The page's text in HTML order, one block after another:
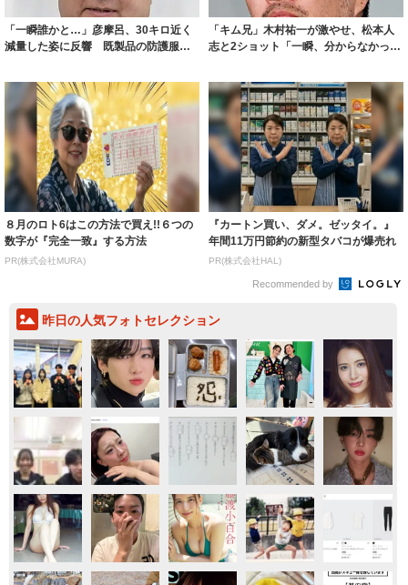
「一瞬誰かと…」彦摩呂、30キロ近く
減量した姿に反響 既製品の防護服が
「キム兄」木村祐一が激やせ、松本人
志と2ショット「一瞬、分からなかった
８月のロト6はこの方法で買え!!６つの
数字が『完全一致』する方法
PR(株式会社MURA)
『カートン買い、ダメ。ゼッタイ。』
年間11万円節約の新型タバコが爆売れ
PR(株式会社HAL)
Recommended by
昨日の人気フォトセレクション